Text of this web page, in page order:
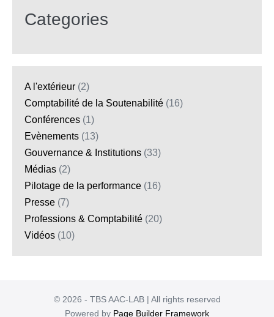
Categories
A l'extérieur (2)
Comptabilité de la Soutenabilité (16)
Conférences (1)
Evènements (13)
Gouvernance & Institutions (33)
Médias (2)
Pilotage de la performance (16)
Presse (7)
Professions & Comptabilité (20)
Vidéos (10)
© 2026 - TBS AAC-LAB | All rights reserved
Powered by Page Builder Framework